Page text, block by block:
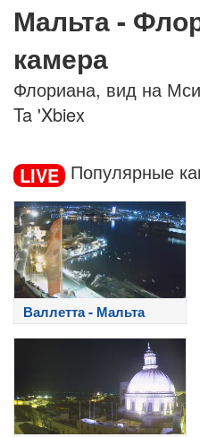
Мальта -
камера
Флориана, вид на
Ta 'Xbiex
LIVE Популярные
Валлетта - Мальта